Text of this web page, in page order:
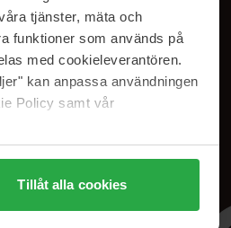
tjänster, mäta och
funktioner som används på
med cookieleverantören.
kan anpassa användningen
Policy samt vår
Tillåt alla cookies
min
Instagram
Linkedin